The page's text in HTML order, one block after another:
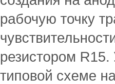
рабочую точку
резистором
типовой схеме